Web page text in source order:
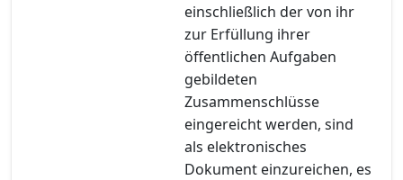
einschließlich der von ihr
zur Erfüllung ihrer
öffentlichen Aufgaben
gebildeten
Zusammenschlüsse
eingereicht werden, sind
als elektronisches
Dokument einzureichen, es